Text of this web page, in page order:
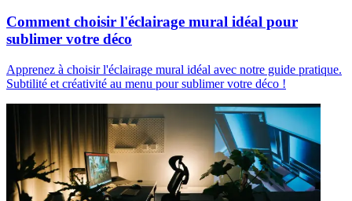
Comment choisir l'éclairage mural idéal pour
sublimer votre déco
Apprenez à choisir l'éclairage mural idéal avec notre guide pratique.
Subtilité et créativité au menu pour sublimer votre déco !